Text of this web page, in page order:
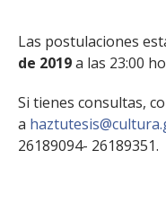
Las postulaciones
de 2019a las 23:00
Si tienes consultas,
a
26189094- 26189351.